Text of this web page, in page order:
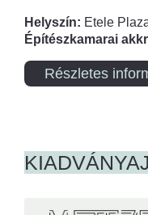
Helyszín: Etele
Építészkamarai
Részletes